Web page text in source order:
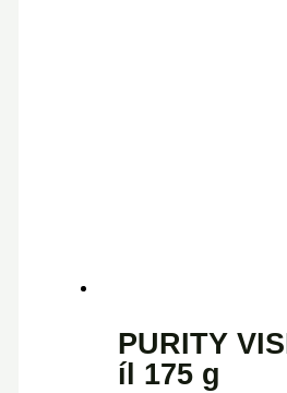
PURITY
íl 175 g